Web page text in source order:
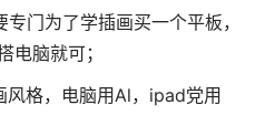
门为了学插画买一个平板，
电脑就可；
格，电脑用Al，ipad党用